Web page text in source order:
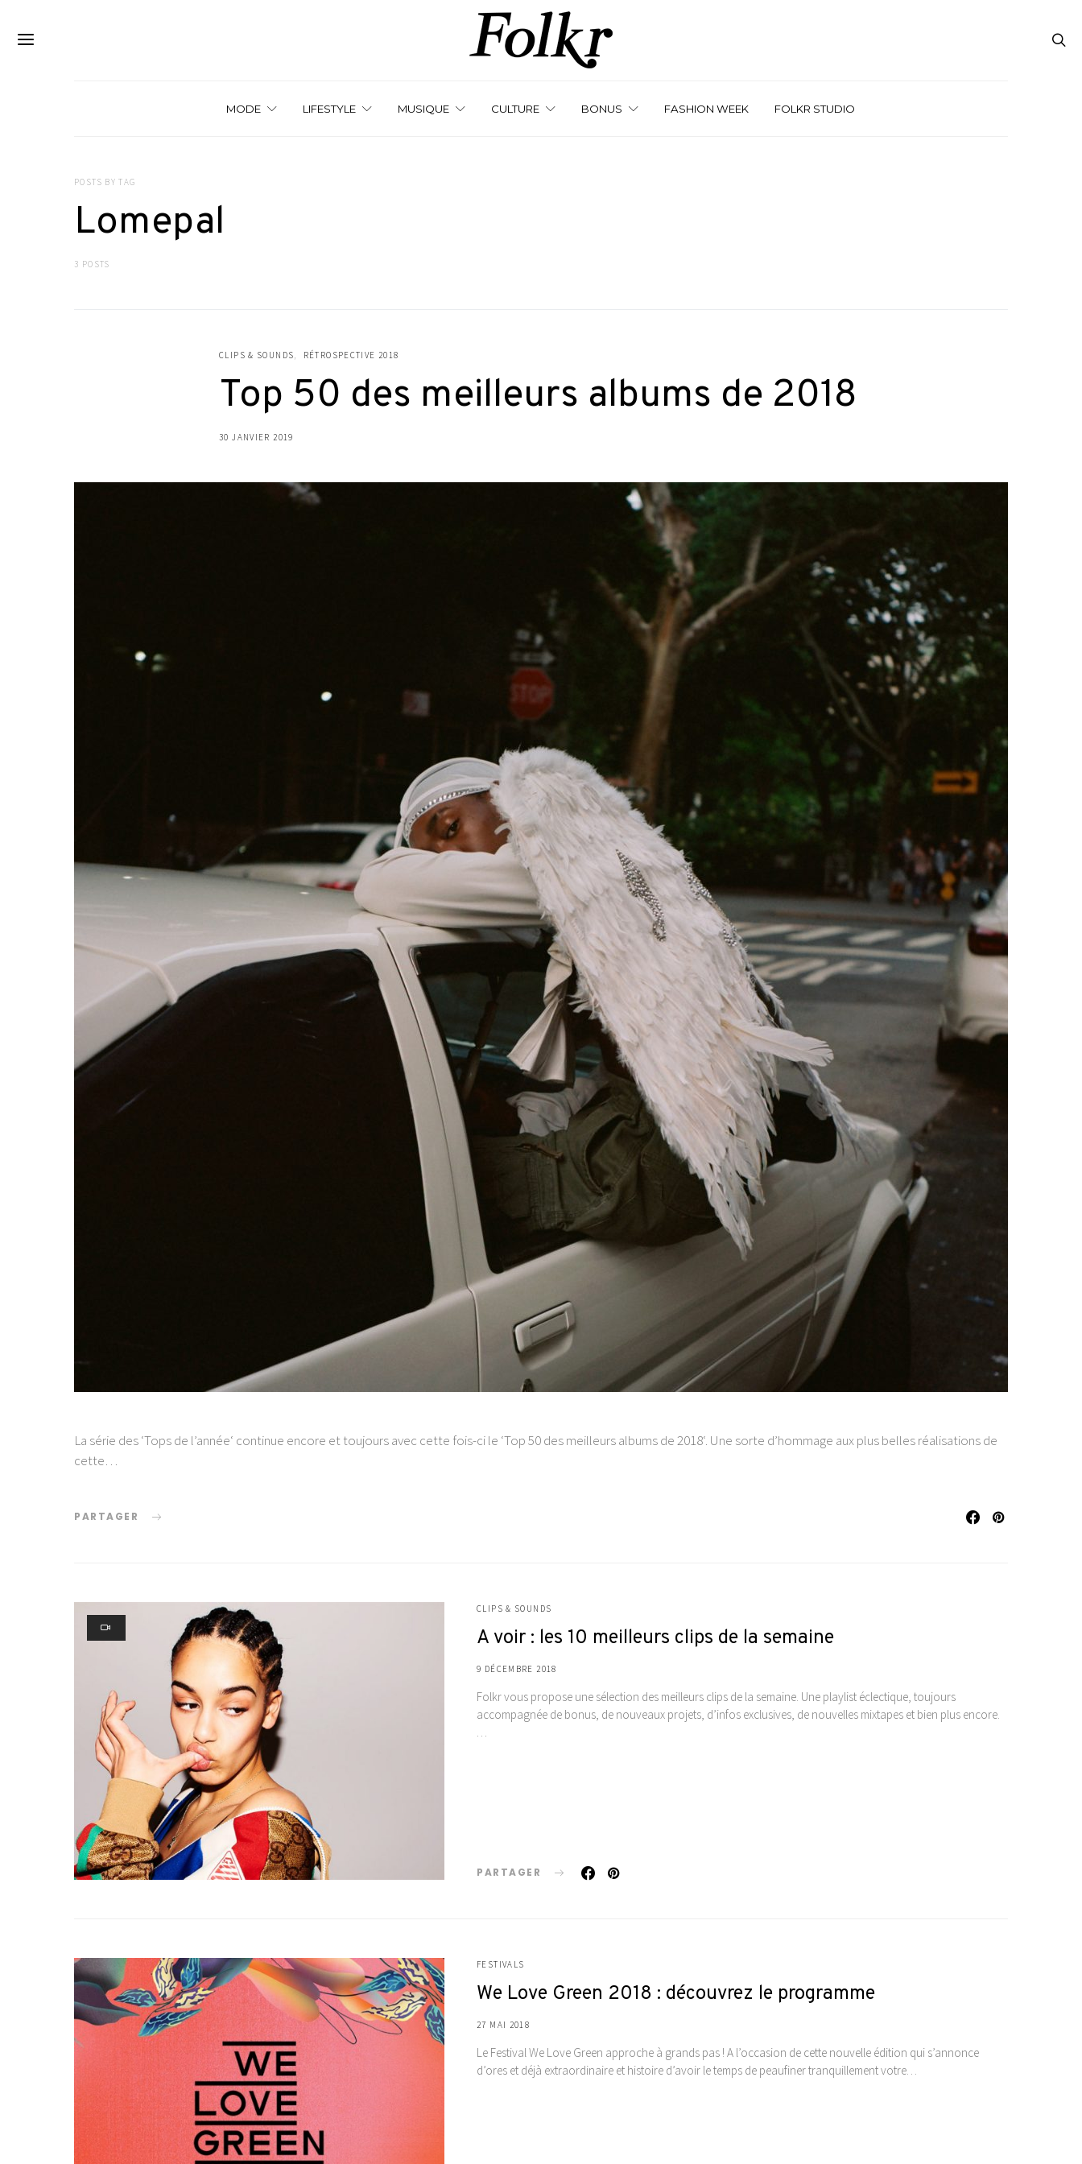
MODE LIFESTYLE MUSIQUE CULTURE BONUS FASHION WEEK FOLKR STUDIO
POSTS BY TAG
Lomepal
3 POSTS
CLIPS & SOUNDS RÉTROSPECTIVE 2018
Top 50 des meilleurs albums de 2018
30 JANVIER 2019
La série des ‘Tops de l’année‘ continue encore et toujours avec cette fois-ci le ‘Top 50 des meilleurs albums de 2018‘. Une sorte d’hommage aux plus belles réalisations de
cette…
PARTAGER
CLIPS & SOUNDS
A voir : les 10 meilleurs clips de la semaine
9 DÉCEMBRE 2018
Folkr vous propose une sélection des meilleurs clips de la semaine. Une playlist éclectique, toujours
accompagnée de bonus, de nouveaux projets, d’infos exclusives, de nouvelles mixtapes et bien plus encore.
…
PARTAGER
FESTIVALS
We Love Green 2018 : découvrez le programme
27 MAI 2018
Le Festival We Love Green approche à grands pas ! A l’occasion de cette nouvelle édition qui s’annonce
d’ores et déjà extraordinaire et histoire d’avoir le temps de peaufiner tranquillement votre…